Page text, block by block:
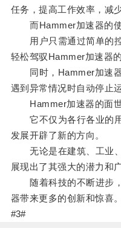
任务，提高工作效率，减
而Hammer加速器的使
用户只需通过简单的控
轻松驾驭Hammer加速器的
同时，Hammer加速器
遇到异常情况时自动停止
Hammer加速器的面世
它不仅为各行各业的用
发展开辟了新的方向。
无论是在建筑、工业、
展现出了其强大的潜力和
随着科技的不断进步，
器带来更多的创新和惊喜。
#3#